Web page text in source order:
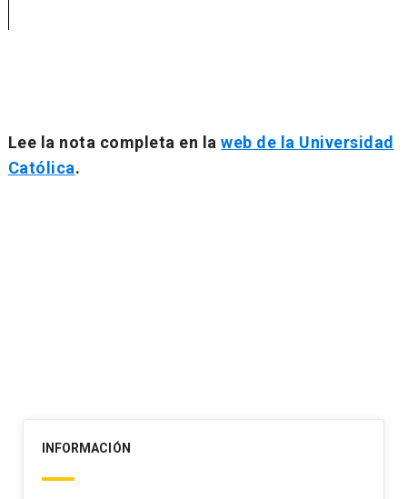
Lee la nota completa en laweb de la Universidad
Católica.
INFORMACIÓN